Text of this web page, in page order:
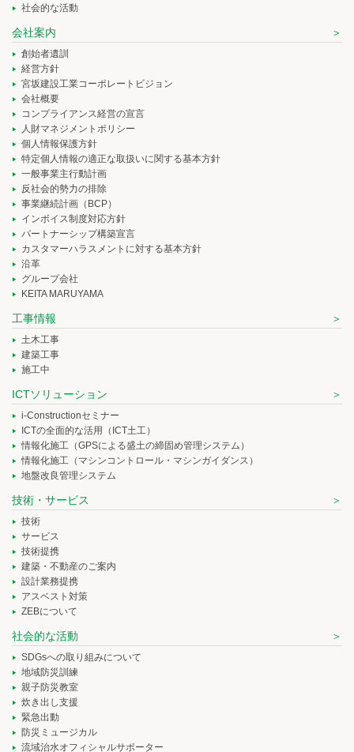
社会的な活動
会社案内
創始者遺訓
経営方針
宮坂建設工業コーポレートビジョン
会社概要
コンプライアンス経営の宣言
人財マネジメントポリシー
個人情報保護方針
特定個人情報の適正な取扱いに関する基本方針
一般事業主行動計画
反社会的勢力の排除
事業継続計画（BCP）
インボイス制度対応方針
パートナーシップ構築宣言
カスタマーハラスメントに対する基本方針
沿革
グループ会社
KEITA MARUYAMA
工事情報
土木工事
建築工事
施工中
ICTソリューション
i-Constructionセミナー
ICTの全面的な活用（ICT土工）
情報化施工（GPSによる盛土の締固め管理システム）
情報化施工（マシンコントロール・マシンガイダンス）
地盤改良管理システム
技術・サービス
技術
サービス
技術提携
建築・不動産のご案内
設計業務提携
アスベスト対策
ZEBについて
社会的な活動
SDGsへの取り組みについて
地域防災訓練
親子防災教室
炊き出し支援
緊急出動
防災ミュージカル
流域治水オフィシャルサポーター